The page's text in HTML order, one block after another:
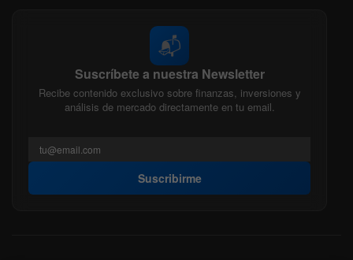
📬
Suscríbete a nuestra Newsletter
Recibe contenido exclusivo sobre finanzas, inversiones y
análisis de mercado directamente en tu email.
Suscribirme